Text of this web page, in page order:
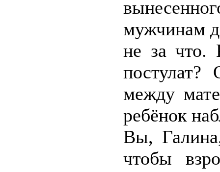
мужчинам
не за что.
постулат?
между
ребёнок
Вы,
чтобы